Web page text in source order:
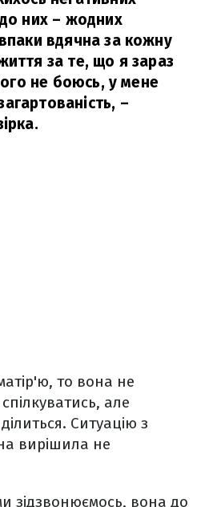
них – жодних
вдячна за кожну
за те, що я зараз
не боюсь, у мене
–
то вона не
але
Ситуацію з
вирішила не
зідзвонюємось, вона до